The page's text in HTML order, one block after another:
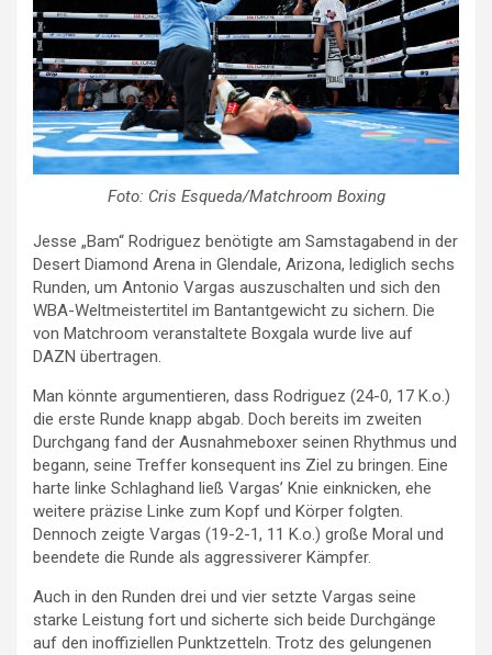
Foto: Cris Esqueda/Matchroom Boxing
Jesse „Bam“ Rodriguez benötigte am Samstagabend in der
Desert Diamond Arena in Glendale, Arizona, lediglich sechs
Runden, um Antonio Vargas auszuschalten und sich den
WBA-Weltmeistertitel im Bantantgewicht zu sichern. Die
von Matchroom veranstaltete Boxgala wurde live auf
DAZN übertragen.
Man könnte argumentieren, dass Rodriguez (24-0, 17 K.o.)
die erste Runde knapp abgab. Doch bereits im zweiten
Durchgang fand der Ausnahmeboxer seinen Rhythmus und
begann, seine Treffer konsequent ins Ziel zu bringen. Eine
harte linke Schlaghand ließ Vargas’ Knie einknicken, ehe
weitere präzise Linke zum Kopf und Körper folgten.
Dennoch zeigte Vargas (19-2-1, 11 K.o.) große Moral und
beendete die Runde als aggressiverer Kämpfer.
Auch in den Runden drei und vier setzte Vargas seine
starke Leistung fort und sicherte sich beide Durchgänge
auf den inoffiziellen Punktzetteln. Trotz des gelungenen